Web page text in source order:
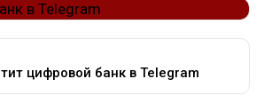
цифровой банк в Telegram